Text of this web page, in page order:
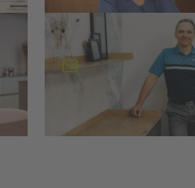
Hanspeter Litscher
Sachbearbeiter